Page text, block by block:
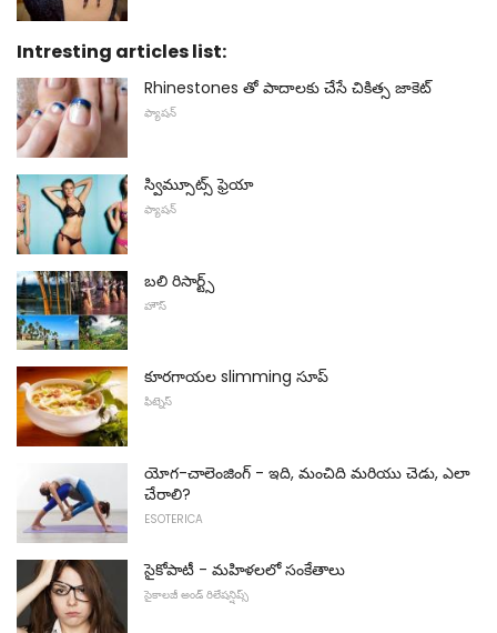
Intresting articles list:
Rhinestones తో పాదాలకు చేసే చికిత్స జాకెట్
ఫ్యాషన్
స్విమ్సూట్స్ ఫ్రెయా
ఫ్యాషన్
బలి రిసార్ట్స్
హౌస్
కూరగాయల slimming సూప్
ఫిట్నెస్
యోగ-చాలెంజింగ్ - ఇది, మంచిది మరియు చెడు, ఎలా
చేరాలి?
ESOTERICA
సైకోపాటీ - మహిళలలో సంకేతాలు
సైకాలజీ అండ్ రిలేషన్షిప్స్